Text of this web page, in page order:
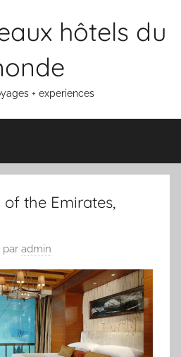
hôtels du
+ experiences
the Emirates,
par admin